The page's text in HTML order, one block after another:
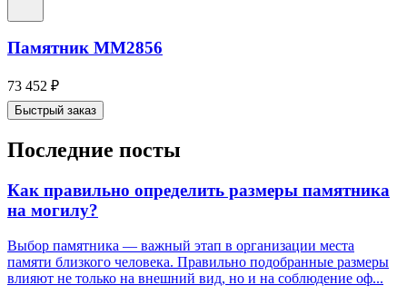
Памятник ММ2856
73 452 ₽
Быстрый заказ
Последние посты
Как правильно определить размеры памятника
на могилу?
Выбор памятника — важный этап в организации места
памяти близкого человека. Правильно подобранные размеры
влияют не только на внешний вид, но и на соблюдение оф...